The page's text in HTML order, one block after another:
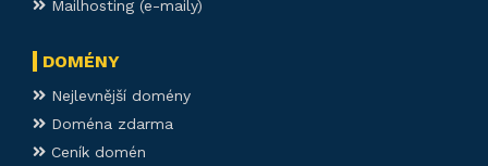
Mailhosting (e-maily)
DOMÉNY
Nejlevnější domény
Doména zdarma
Ceník domén